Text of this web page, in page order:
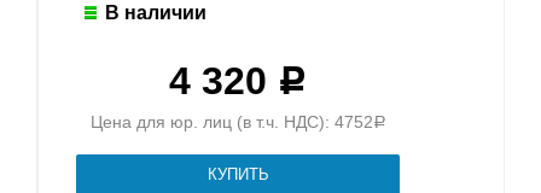
В наличии
4 320 Р
Цена для юр. лиц (в т.ч. НДС): 4752 Р